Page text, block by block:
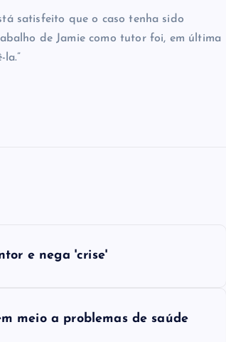
satisfeito que o caso tenha sido
de Jamie como tutor foi, em última
e nega 'crise'
meio a problemas de saúde